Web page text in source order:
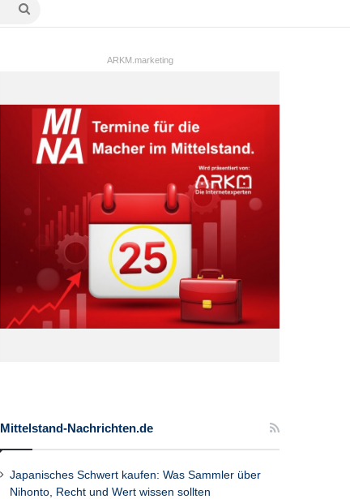
ARKM.marketing
Mittelstand-Nachrichten.de
Japanisches Schwert kaufen: Was Sammler über
Nihonto, Recht und Wert wissen sollten